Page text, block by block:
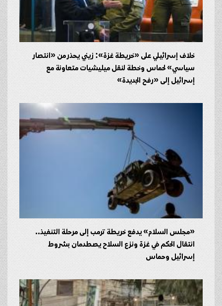
خلاف إسرائيلي على «خريطة غزة»: زيني يحذر من «انتصار
سياسي» لحماس وخطة لنقل ميليشيات متعاونة مع
إسرائيل إلى «رفح الجديدة»
«مجلس السلام» يدفع خريطة ترمب إلى مرحلة التنفيذ..
انتقال الحكم في غزة ونزع السلاح يصطدمان بشروط
إسرائيل وحماس